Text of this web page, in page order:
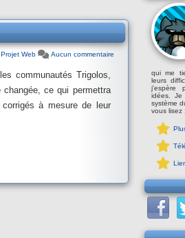
Projet Web Aucun commentaire
communautés Trigolos,
ce qui permettra
à mesure de leur
qui me
leurs
j'espère
idées. Je
système
vous lisez